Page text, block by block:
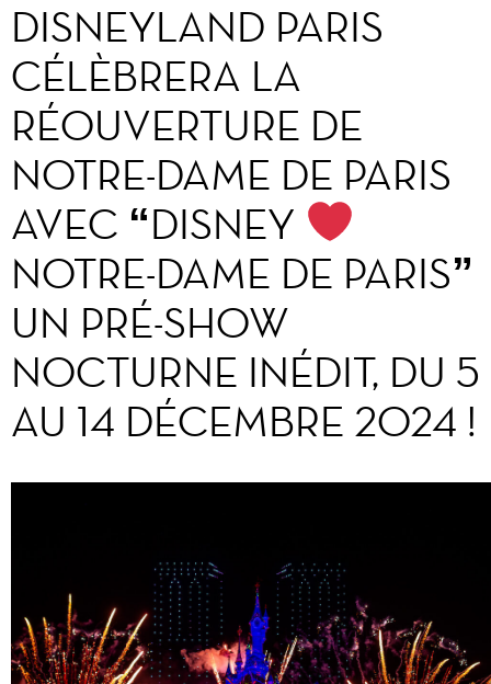
DISNEYLAND PARIS
CÉLÈBRERA LA
RÉOUVERTURE DE
NOTRE-DAME DE PARIS
AVEC “DISNEY
NOTRE-DAME DE PARIS”
UN PRÉ-SHOW
NOCTURNE INÉDIT, DU 5
AU 14 DÉCEMBRE 2024 !